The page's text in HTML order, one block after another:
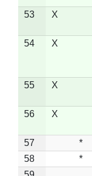
53 X
54 X
55 X
56 X
57 *
58
*